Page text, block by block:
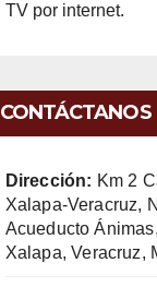
TV por internet.
CONTÁCTANOS
Dirección: Km 2
Xalapa-Veracruz,
Acueducto
Xalapa, Veracruz,